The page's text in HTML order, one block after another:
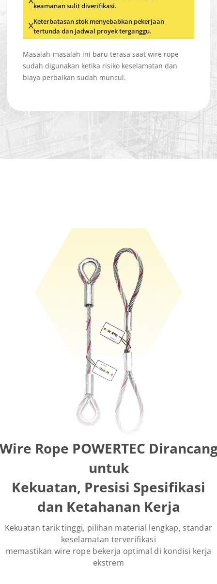
keamanan sulit diverifikasi.
Keterbatasan stok menyebabkan pekerjaan
tertunda dan jadwal proyek terganggu.
Masalah-masalah ini baru terasa saat wire rope
sudah digunakan ketika risiko keselamatan dan
biaya perbaikan sudah muncul.
Rope POWERTEC
untuk
Kekuatan, Presisi Spesifikasi
dan Ketahanan Kerja
Kekuatan tarik tinggi, pilihan material lengkap, standar
keselamatan terverifikasi
memastikan wire rope bekerja optimal di kondisi kerja
ekstrem